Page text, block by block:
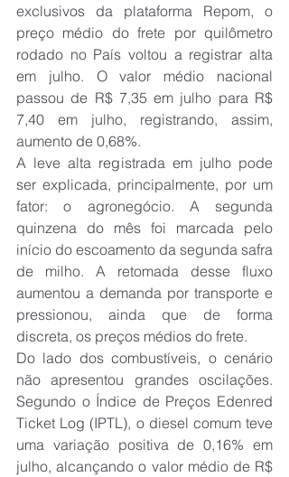
exclusivos da plataforma Repom, o
preço médio do frete por quilômetro
rodado no País voltou a registrar alta
em julho. O valor médio nacional
passou de R$ 7,35 em julho para R$
7,40 em julho, registrando, assim,
aumento de 0,68%.
A leve alta registrada em julho pode
ser explicada, principalmente, por um
fator: o agronegócio. A segunda
quinzena do mês foi marcada pelo
início do escoamento da segunda safra
de milho. A retomada desse fluxo
aumentou a demanda por transporte e
pressionou, ainda que de forma
discreta, os preços médios do frete.
Do lado dos combustíveis, o cenário
não apresentou grandes oscilações.
Segundo o Índice de Preços Edenred
Ticket Log (IPTL), o diesel comum teve
uma variação positiva de 0,16% em
julho, alcançando o valor médio de R$